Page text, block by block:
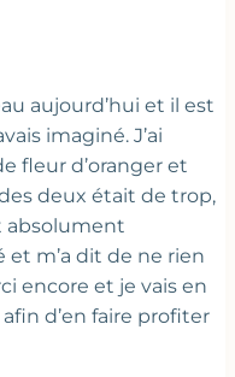
aujourd’hui et il est
imaginé. J’ai
fleur d’oranger et
des deux était de trop,
absolument
et m’a dit de ne rien
encore et je vais en
d’en faire profiter